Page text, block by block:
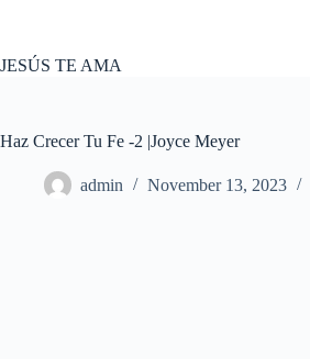
JESÚS TE AMA
Haz Crecer Tu Fe -2 |Joyce Meyer
admin November 13, 2023